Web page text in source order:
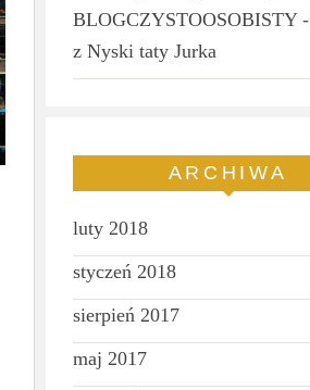
BLOGCZYSTOOSOBISTY-
z Nyski taty Jurka
ARCHIWA
luty 2018
styczeń 2018
sierpień 2017
maj 2017